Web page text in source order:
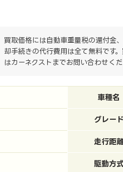
買取価格には自動車重量税の還付金
却手続きの代行費用は全て無料です
はカーネクストまでお問い合わせくだ
車種名
グレード
走行距
駆動方